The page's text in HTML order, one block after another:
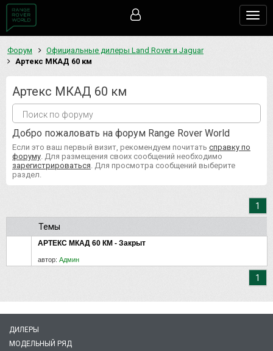
Форум
Официальные дилеры Land Rover и Jaguar
Артекс МКАД 60 км
Артекс МКАД 60 км
Добро пожаловать на форум Range Rover World
Если это ваш первый визит, рекомендуем почитать справку по
форуму . Для размещения своих сообщений необходимо
зарегистрироваться . Для просмотра сообщений выберите
раздел.
1
Темы
АРТЕКС МКАД 60 КМ - Закрыт
автор: Админ
1
ДИЛЕРЫ
МОДЕЛЬНЫЙ РЯД